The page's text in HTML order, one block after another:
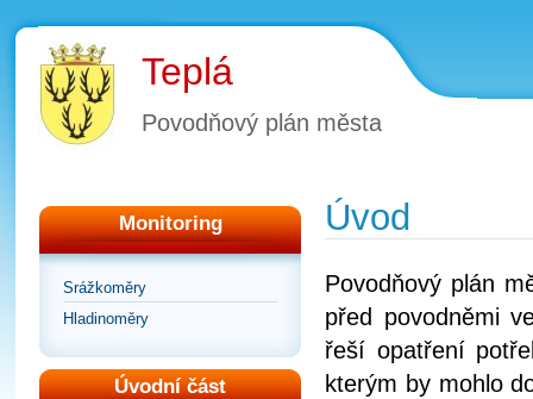
Teplá
Povodňový plán města
Monitoring
Srážkoměry
Hladinoměry
Úvodní část
Úvod
Povodňový plán
před povodněmi
řeší opatření
kterým by mohlo